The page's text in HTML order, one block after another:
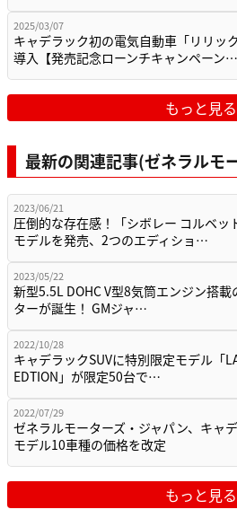
2025/03/07
キャデラック初の電気自動車「リリッ
導入【発売記念ローンチキャンペーン…
もっと見る
最新の関連記事(ゼネラルモ
2023/06/21
圧倒的な存在感！「シボレー コルベッ
モデルを発売、2つのエディショ…
2023/05/22
新型5.5L DOHC V型8気筒エンジン搭載
ターが誕生！ GMジャ…
2022/10/28
キャデラックSUVに特別限定モデル「
EDTION」が限定50台で…
2022/07/29
ゼネラルモーターズ・ジャパン、キャ
モデル10車種の価格を改定
もっと見る